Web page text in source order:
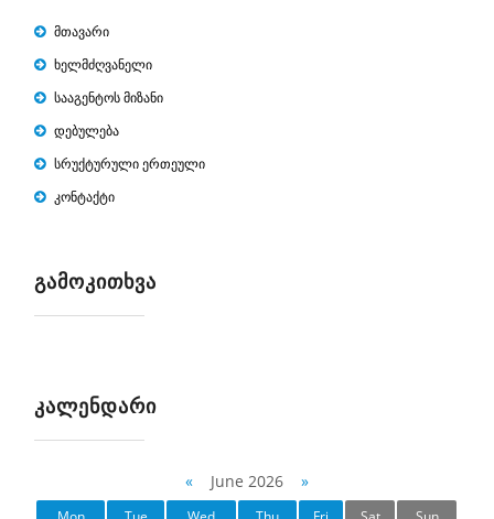
მთავარი
ხელმძღვანელი
სააგენტოს მიზანი
დებულება
სრუქტურული ერთეული
კონტაქტი
ᲒᲐᲛᲝᲙᲘᲗᲮᲕᲐ
ᲙᲐᲚᲔᲜᲓᲐᲠᲘ
«June 2026 »